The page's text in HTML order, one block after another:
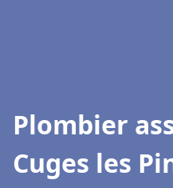
Plombier
Cuges les